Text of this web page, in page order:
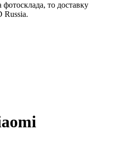
то доставку
Russia.